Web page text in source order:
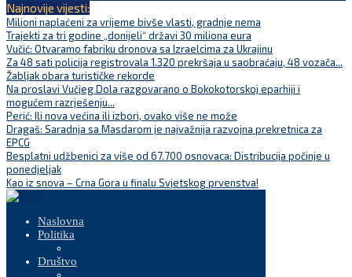
Najnovije vijesti:
Milioni naplaćeni za vrijeme bivše vlasti, gradnje nema
Trajekti za tri godine „donijeli“ državi 30 miliona eura
Vučić: Otvaramo fabriku dronova sa Izraelcima za Ukrajinu
Za 48 sati policija registrovala 1.320 prekršaja u saobraćaju, 48 vozača...
Žabljak obara turističke rekorde
Na proslavi Vučjeg Dola razgovarano o Bokokotorskoj eparhiji i
mogućem razrješenju...
Perić: Ili nova većina ili izbori, ovako više ne može
Dragaš: Saradnja sa Masdarom je najvažnija razvojna prekretnica za
EPCG
Besplatni udžbenici za više od 67.700 osnovaca: Distribucija počinje u
ponedjeljak
Kao iz snova – Crna Gora u finalu Svjetskog prvenstva!
Naslovna
Politika
Društvo